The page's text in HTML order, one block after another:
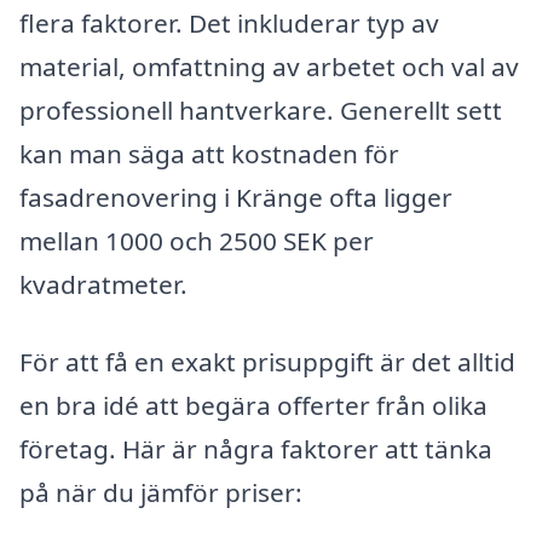
flera faktorer. Det inkluderar typ av
material, omfattning av arbetet och val av
professionell hantverkare. Generellt sett
kan man säga att kostnaden för
fasadrenovering i Kränge ofta ligger
mellan 1000 och 2500 SEK per
kvadratmeter.
För att få en exakt prisuppgift är det alltid
en bra idé att begära offerter från olika
företag. Här är några faktorer att tänka
på när du jämför priser: